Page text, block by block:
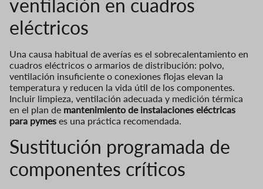
ventilación en cuadros
eléctricos
Una causa habitual de averías es el sobrecalentamiento en
cuadros eléctricos o armarios de distribución: polvo,
ventilación insuficiente o conexiones flojas elevan la
temperatura y reducen la vida útil de los componentes.
Incluir limpieza, ventilación adecuada y medición térmica
en el plan de mantenimiento de instalaciones eléctricas
para pymes es una práctica recomendada.
Sustitución programada de
componentes críticos